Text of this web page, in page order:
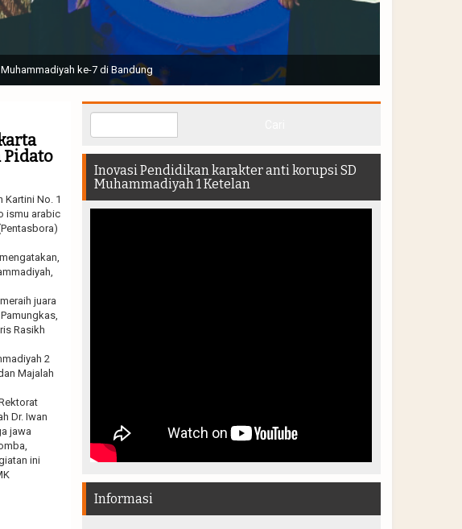
Solo || Ir. H. Joko Widodo selaku Presiden RI membuka Acara Muktamar
Muktamirin yang hadir di dalam stadion
Pidato
Kartini No. 1
ismu arabic
juara
Rasikh
2
Majalah
Dr. Iwan
jawa
ini
Inovasi Pendidikan karakter anti korupsi SD
Muhammadiyah 1 Ketelan
Informasi